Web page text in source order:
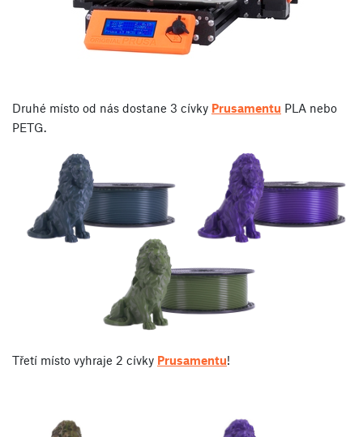
Druhé místo od nás dostane 3 cívky Prusamentu PLA nebo
PETG.
Třetí místo vyhraje 2 cívky Prusamentu!